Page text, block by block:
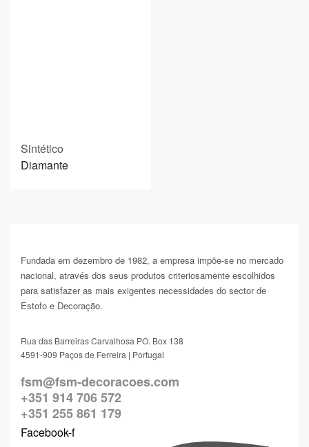
Sintético
Diamante
Fundada em dezembro de 1982, a empresa impõe-se no mercado
nacional, através dos seus produtos criteriosamente escolhidos
para satisfazer as mais exigentes necessidades do sector de
Estofo e Decoração.
Rua das Barreiras Carvalhosa PO. Box 138
4591-909 Paços de Ferreira | Portugal
fsm@fsm-decoracoes.com
+351 914 706 572
+351 255 861 179
Facebook-f